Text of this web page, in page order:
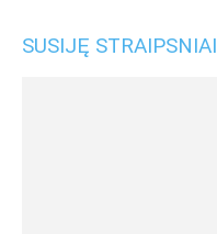
SUSIJĘ STRAIPSNIAI